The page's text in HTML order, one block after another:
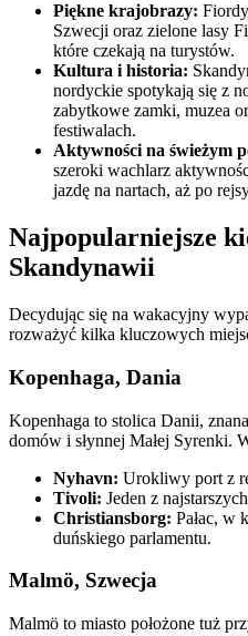
Piękne krajobrazy:
Szwecji oraz zielone lasy
które czekają na turystów.
Kultura i historia:
nordyckie spotykają się z
zabytkowe zamki, muzea
festiwalach.
Aktywności na świeżym
szeroki wachlarz
jazdę na nartach, aż po
Najpopularniejsze
Skandynawii
Decydując się na wakacyjny
rozważyć kilka kluczowych
Kopenhaga, Dania
Kopenhaga to stolica Danii,
domów i słynnej Małej Syrenki.
Nyhavn: Urokliwy port z
Tivoli: Jeden z
Christiansborg: Pałac, w
duńskiego parlamentu.
Malmö, Szwecja
Malmö to miasto położone tuż